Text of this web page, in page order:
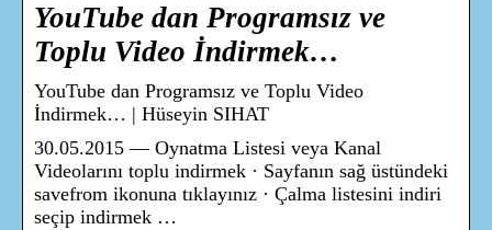
YouTube dan Programsız ve
Toplu Video İndirmek…
YouTube dan Programsız ve Toplu Video
İndirmek… | Hüseyin SIHAT
30.05.2015 — Oynatma Listesi veya Kanal
Videolarını toplu indirmek · Sayfanın sağ üstündeki
savefrom ikonuna tıklayınız · Çalma listesini indiri
seçip indirmek …